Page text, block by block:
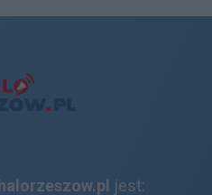
halorzeszow.pl jest: